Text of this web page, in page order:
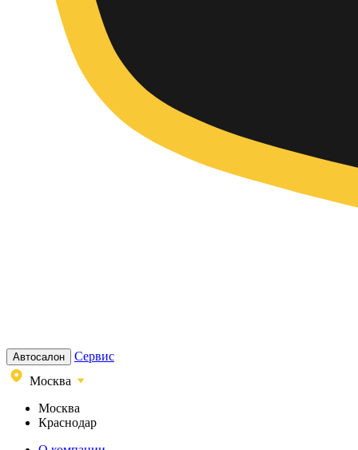
Автосалон
Сервис
Москва
Москва
Краснодар